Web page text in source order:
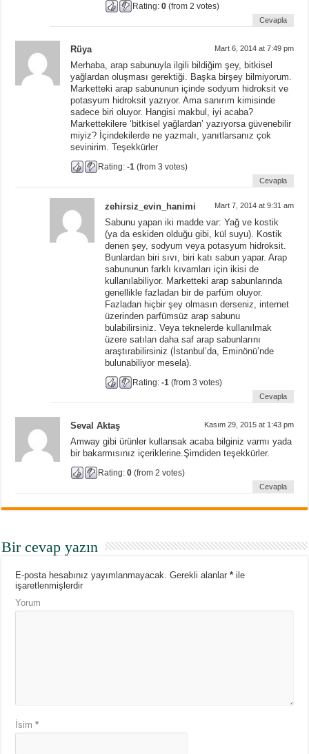
Rating:0 (from 2 votes)
Cevapla
Rüya Mart 6, 2014 at 7:49 pm
Merhaba, arap sabunuyla ilgili bildiğim şey, bitkisel
yağlardan oluşması gerektiği. Başka birşey bilmiyorum.
Marketteki arap sabununun içinde sodyum hidroksit ve
potasyum hidroksit yazıyor. Ama sanırım kimisinde
sadece biri oluyor. Hangisi makbul, iyi acaba?
Markettekilere ‘bitkisel yağlardan’ yazıyorsa güvenebilir
miyiz? İçindekilerde ne yazmalı, yanıtlarsanız çok
sevinirim. Teşekkürler
Rating:-1 (from 3 votes)
Cevapla
zehirsiz_evin_hanimi Mart 7, 2014 at 9:31 am
Sabunu yapan iki madde var: Yağ ve kostik
(ya da eskiden olduğu gibi, kül suyu). Kostik
denen şey, sodyum veya potasyum hidroksit.
Bunlardan biri sıvı, biri katı sabun yapar. Arap
sabununun farklı kıvamları için ikisi de
kullanılabiliyor. Marketteki arap sabunlarında
genellikle fazladan bir de parfüm oluyor.
Fazladan hiçbir şey olmasın derseniz, internet
üzerinden parfümsüz arap sabunu
bulabilirsiniz. Veya teknelerde kullanılmak
üzere satılan daha saf arap sabunlarını
araştırabilirsiniz (İstanbul’da, Eminönü’nde
bulunabiliyor mesela).
Rating:-1 (from 3 votes)
Cevapla
Seval Aktaş Kasım 29, 2015 at 1:43 pm
Amway gibi ürünler kullansak acaba bilginiz varmı yada
bir bakarmısınız içeriklerine.Şimdiden teşekkürler.
Rating:0 (from 2 votes)
Cevapla
Bir cevap yazın
E-posta hesabınız yayımlanmayacak. Gerekli alanlar* ile
işaretlenmişlerdir
Yorum
İsim*